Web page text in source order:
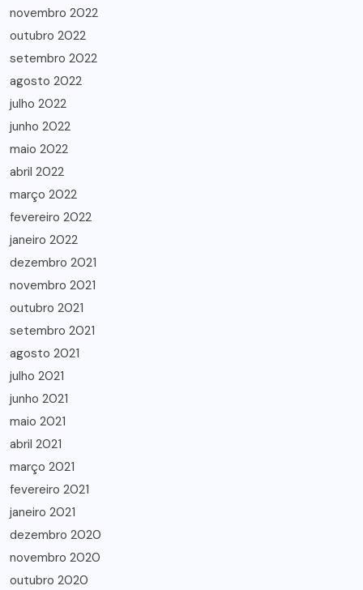
novembro 2022
outubro 2022
setembro 2022
agosto 2022
julho 2022
junho 2022
maio 2022
abril 2022
março 2022
fevereiro 2022
janeiro 2022
dezembro 2021
novembro 2021
outubro 2021
setembro 2021
agosto 2021
julho 2021
junho 2021
maio 2021
abril 2021
março 2021
fevereiro 2021
janeiro 2021
dezembro 2020
novembro 2020
outubro 2020